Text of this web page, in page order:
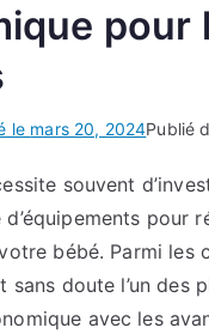
pour
le mars 20, 2024Publié
souvent
pour
bébé. Parmi les
sans doute l’un des
avec les